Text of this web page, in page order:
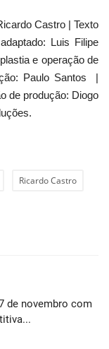
Castro | Texto
Luis Filipe
e operação de
Paulo Santos |
de produção: Diogo
Ricardo Castro
de novembro com